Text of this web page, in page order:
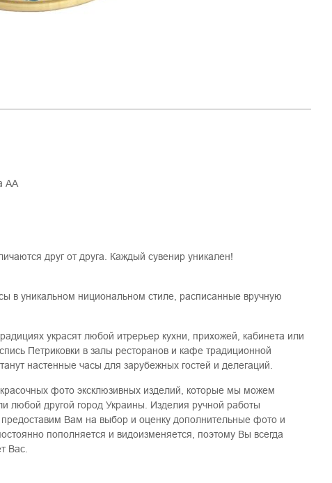
АА
друг от друга. Каждый сувенир уникален!
в уникальном нициональном стиле, расписанные вручную
украсят любой итрерьер кухни, прихожей, кабинета или
Петриковки в залы ресторанов и кафе традиционной
настенные часы для зарубежных гостей и делегаций.
фото эксклюзивных изделий, которые мы можем
любой другой город Украины. Изделия ручной работы
Вам на выбор и оценку дополнительные фото и
пополняется и видоизменяется, поэтому Вы всегда
Вас.